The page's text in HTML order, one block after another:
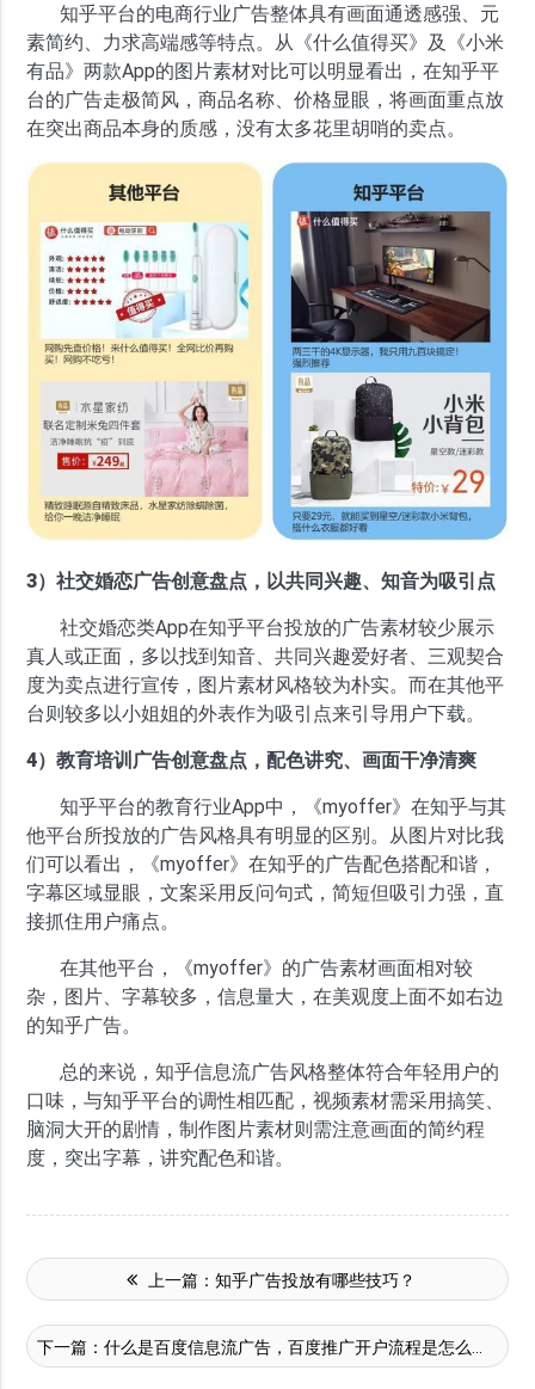
知乎平台的电商行业广告整体具有画面通透感强、元
素简约、力求高端感等特点。从《什么值得买》及《小米
有品》两款App的图片素材对比可以明显看出，在知乎平
台的广告走极简风，商品名称、价格显眼，将画面重点放
在突出商品本身的质感，没有太多花里胡哨的卖点。
3）社交婚恋广告创意盘点，以共同兴趣、知音为吸引点
社交婚恋类App在知乎平台投放的广告素材较少展示
真人或正面，多以找到知音、共同兴趣爱好者、三观契合
度为卖点进行宣传，图片素材风格较为朴实。而在其他平
台则较多以小姐姐的外表作为吸引点来引导用户下载。
4）教育培训广告创意盘点，配色讲究、画面干净清爽
知乎平台的教育行业App中，《myoffer》在知乎与其
他平台所投放的广告风格具有明显的区别。从图片对比我
们可以看出，《myoffer》在知乎的广告配色搭配和谐，
字幕区域显眼，文案采用反问句式，简短但吸引力强，直
接抓住用户痛点。
在其他平台，《myoffer》的广告素材画面相对较
杂，图片、字幕较多，信息量大，在美观度上面不如右边
的知乎广告。
总的来说，知乎信息流广告风格整体符合年轻用户的
口味，与知乎平台的调性相匹配，视频素材需采用搞笑、
脑洞大开的剧情，制作图片素材则需注意画面的简约程
度，突出字幕，讲究配色和谐。
上一篇： 知乎广告投放有哪些技巧？
下一篇：什么是百度信息流广告，百度推广开户流程是怎么样的呢？